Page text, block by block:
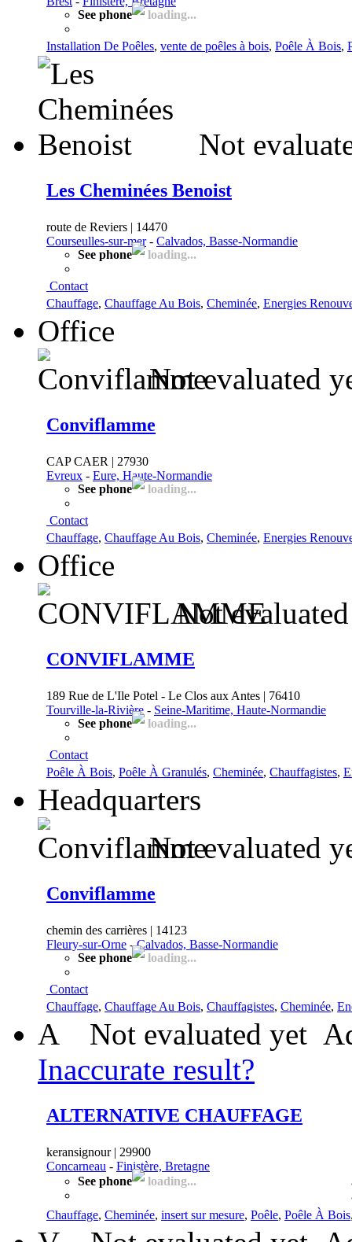
See phone
loading...
Installation De Poêles, vente de poêles à bois, Poêle À Bois,
Not
Les Cheminées Benoist
route de Reviers | 14470
Courseulles-sur-mer- Calvados, Basse-Normandie
See phone
loading...
Contact
Chauffage, Chauffage Au Bois, Cheminée, Energies
Office
Not evaluated
Conviflamme
CAP CAER | 27930
Evreux - Eure, Haute-Normandie
See phone
loading...
Contact
Chauffage, Chauffage Au Bois, Cheminée, Energies
Office
Not
CONVIFLAMME
189 Rue de L'Ile Potel - Le Clos aux Antes | 76410
Tourville-la-Rivière - Seine-Maritime, Haute-Normandie
See phone
loading...
Contact
Poêle À Bois, Poêle À Granulés, Cheminée, Chauffagistes,
Headquarters
Not evaluated
Conviflamme
chemin des carrières | 14123
Fleury-sur-Orne -Calvados, Basse-Normandie
See phone
loading...
Contact
Chauffage, Chauffage Au Bois, Chauffagistes, Cheminée,
A Not evaluated yet
Inaccurate result?
ALTERNATIVE CHAUFFAGE
keransignour | 29900
Concarneau - Finistère, Bretagne
See phone
loading...
Chauffage, Cheminée, insert sur mesure, Poêle, Poêle À Bois